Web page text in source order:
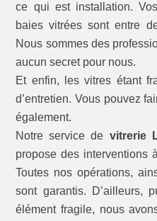
ce qui est installation.
baies vitrées sont entre
Nous sommes des
aucun secret pour nous.
Et enfin, les vitres étant
d’entretien. Vous pouvez
également.
Notre service de vitrerie
propose des interventions
Toutes nos opérations,
sont garantis. D’ailleurs,
élément fragile, nous